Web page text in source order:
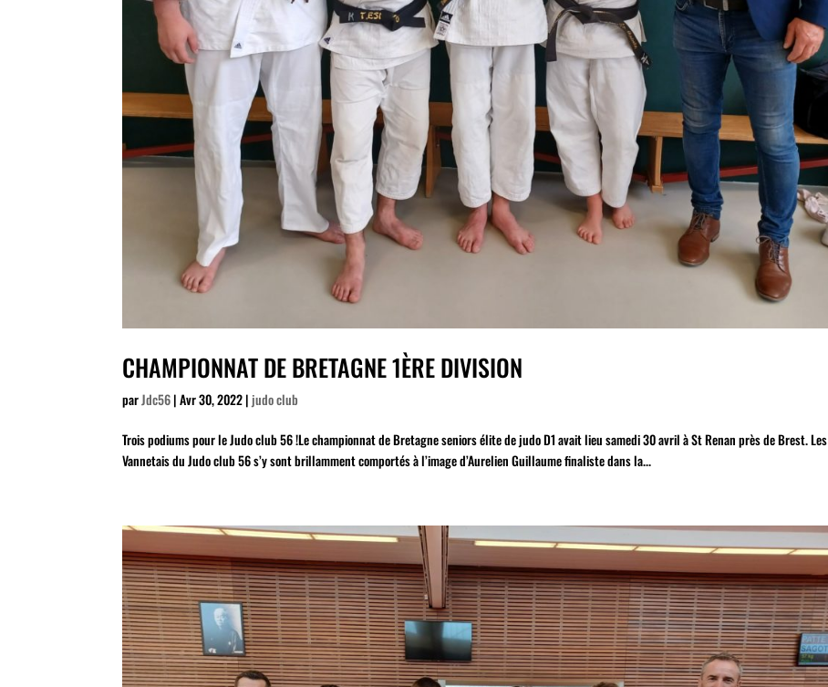
CHAMPIONNAT DE BRETAGNE 1ÈRE DIVISION
parJdc56|Avr 30, 2022| judo club
Trois podiums pour le Judo club 56 !Le championnat de Bretagne seniors élite de judo D1 avait lieu samedi 30 avril à St Renan près de Brest. Les
Vannetais du Judo club 56 s’y sont brillamment comportés à l’image d’Aurelien Guillaume finaliste dans la...